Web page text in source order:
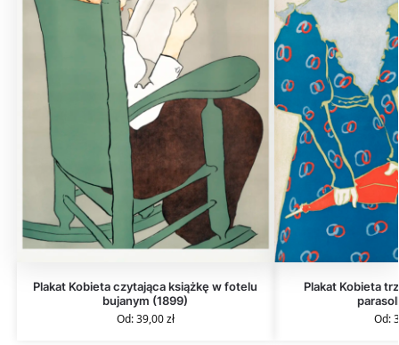
Plakat Kobieta czytająca książkę w fotelu
bujanym (1899)
Od:39,00zł
Plakat Kobieta
Od: